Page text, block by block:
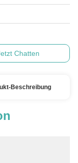
Chatten
Beschreibung